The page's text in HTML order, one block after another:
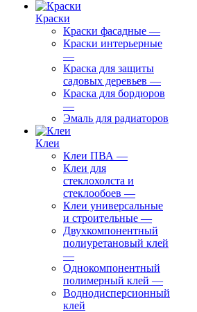
Краски
Краски фасадные —
Краски интерьерные
—
Краска для защиты
садовых деревьев —
⁠Краска для бордюров
—
Эмаль для радиаторов
Клеи
Клеи ПВА —
Клеи для
стеклохолста и
стеклообоев —
Клеи универсальные
и строительные —
Двухкомпонентный
полиуретановый клей
—
Однокомпонентный
полимерный клей —
Воднодисперсионный
клей